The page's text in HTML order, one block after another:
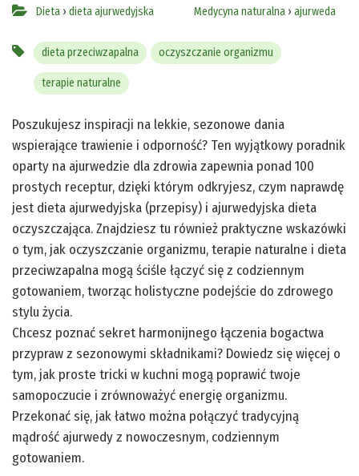
Dieta › dieta ajurwedyjska Medycyna naturalna › ajurweda
dieta przeciwzapalna oczyszczanie organizmu
terapie naturalne
Poszukujesz inspiracji na lekkie, sezonowe dania
wspierające trawienie i odporność? Ten wyjątkowy poradnik
oparty na ajurwedzie dla zdrowia zapewnia ponad 100
prostych receptur, dzięki którym odkryjesz, czym naprawdę
jest dieta ajurwedyjska (przepisy) i ajurwedyjska dieta
oczyszczająca. Znajdziesz tu również praktyczne wskazówki
o tym, jak oczyszczanie organizmu, terapie naturalne i dieta
przeciwzapalna mogą ściśle łączyć się z codziennym
gotowaniem, tworząc holistyczne podejście do zdrowego
stylu życia.
Chcesz poznać sekret harmonijnego łączenia bogactwa
przypraw z sezonowymi składnikami? Dowiedz się więcej o
tym, jak proste tricki w kuchni mogą poprawić twoje
samopoczucie i zrównoważyć energię organizmu.
Przekonać się, jak łatwo można połączyć tradycyjną
mądrość ajurwedy z nowoczesnym, codziennym
gotowaniem.